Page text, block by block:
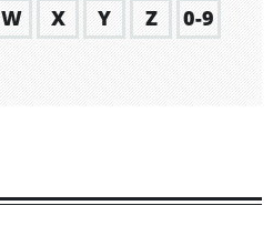
W X Y Z
0-9